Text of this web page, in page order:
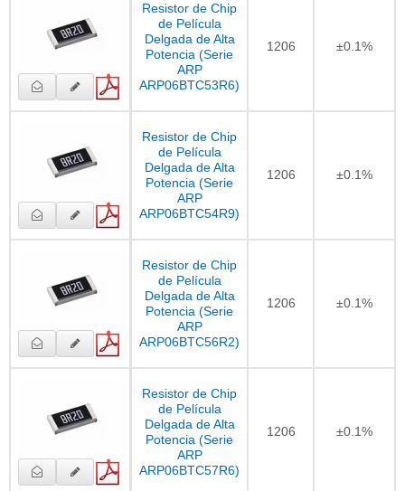
Resistor de Chip
de Película
Delgada de Alta
Potencia (Serie
ARP
ARP06BTC53R6)
1206 ±0.1%
Resistor de Chip
de Película
Delgada de Alta
Potencia (Serie
ARP
ARP06BTC54R9)
1206 ±0.1%
Resistor de Chip
de Película
Delgada de Alta
Potencia (Serie
ARP
ARP06BTC56R2)
1206 ±0.1%
Resistor de Chip
de Película
Delgada de Alta
Potencia (Serie
ARP
ARP06BTC57R6)
1206 ±0.1%